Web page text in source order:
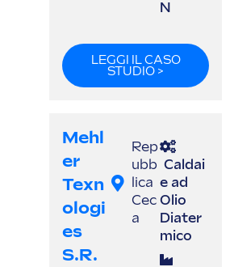
N
LEGGI IL CASO
STUDIO >
Mehl
Er
Texn
Ologi
Es
S.r.
Rep
ubb
lica
Cec
a
Caldai
e ad
Olio
Diater
mico